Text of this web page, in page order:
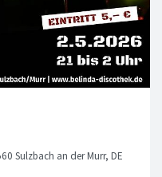
Sulzbach an der Murr, DE